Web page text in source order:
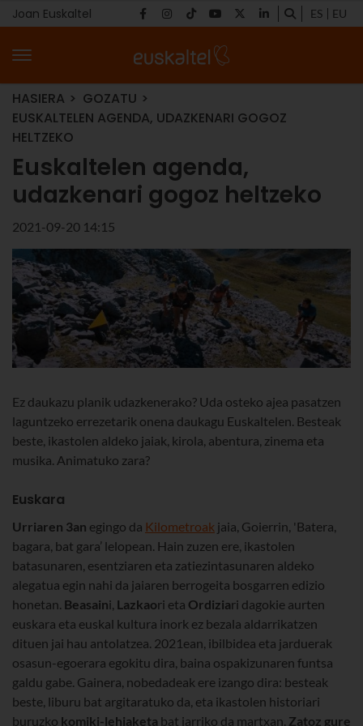
Joan Euskaltel ES EU
HASIERA
GOZATU
EUSKALTELEN AGENDA, UDAZKENARI GOGOZ
HELTZEKO
Euskaltelen agenda,
udazkenari gogoz heltzeko
2021-09-20 14:15
Ez daukazu planik udazkenerako? Uda osteko ajea pasatzen
laguntzeko errezetarik onena daukagu Euskaltelen. Besteak
beste, ikastolen aldeko jaiak, kirola, abentura, zinema eta
musika. Animatuko zara?
Euskara
Urriaren 3an egingo da Kilometroak jaia, Goierrin, 'Batera,
bagara, bat gara’ lelopean. Hain zuzen ere, ikastolen
batasunaren, esentziaren eta zatiezintasunaren aldeko
alegatua egin nahi da jaiaren berrogeita bosgarren edizio
honetan. Beasaini, Lazkaori eta Ordiziari dagokie aurten
euskara eta euskal kultura inork ez bezala aldarrikatzen
dituen jai hau antolatzea. 2021ean, ibilbidea eta jarduerak
osasun-egoerara egokitu dira, baina ospakizunaren funtsa
galdu gabe. Gainera, nobedadeak ere izango dira: besteak
beste, liburu bat argitaratuko da, eta ikastolen historiari
buruzko komiki-lehiaketa bat jarriko da martxan. Zatoz gure